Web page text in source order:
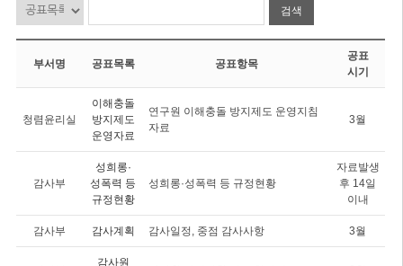
검색
부서명 공표목록 공표항목
공표
시기
청렴윤리실
이해충돌
방지제도
운영자료
연구원 이해충돌 방지제도 운영지침
자료
3월
감사부
성희롱·
성폭력 등
규정현황
성희롱·성폭력 등 규정현황
자료발생
후 14일
이내
감사부 감사계획 감사일정, 중점 감사사항 3월
감사원